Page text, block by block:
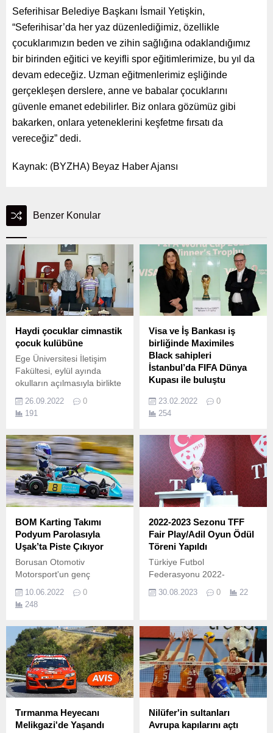
Seferihisar Belediye Başkanı İsmail Yetişkin,
“Seferihisar’da her yaz düzenlediğimiz, özellikle
çocuklarımızın beden ve zihin sağlığına odaklandığımız
bir birinden eğitici ve keyifli spor eğitimlerimize, bu yıl da
devam edeceğiz. Uzman eğitmenlerimiz eşliğinde
gerçekleşen derslere, anne ve babalar çocuklarını
güvenle emanet edebilirler. Biz onlara gözümüz gibi
bakarken, onlara yeteneklerini keşfetme fırsatı da
vereceğiz” dedi.
Kaynak: (BYZHA) Beyaz Haber Ajansı
Benzer Konular
Haydi çocuklar cimnastik
çocuk kulübüne
Ege Üniversitesi İletişim
Fakültesi, eylül ayında
okulların açılmasıyla birlikte
sorumluluk projesi
gerçekleştirdi.
26.09.2022
0
191
Visa ve İş Bankası iş
birliğinde Maximiles
Black sahipleri
İstanbul’da FIFA Dünya
Kupası ile buluştu
olan FIFA Dünya Kupası
Katar 2022™ öncesinde
Hizmetleri Ortağı Visa’nın
desteğiyle İstanbul’a
getirilen FIFA Dünya
Kupası’nın sergilendiği
etkinliğe İş Bankası’nın
yüksek mil kazandıran yeni
uçuş kartı Maximiles Black
ev sahipliği yaptı.
23.02.2022
0
254
BOM Karting Takımı
Podyum Parolasıyla
Uşak’ta Piste Çıkıyor
Borusan Otomotiv
Motorsport'un genç
geleceğine kazandırmak
amacıyla başlattığı karting
BOM Karting Takımı,
Türkiye Karting
Şampiyonası'nın 2.
10.06.2022
0
248
2022-2023 Sezonu TFF
Fair Play/Adil Oyun Ödül
Töreni Yapıldı
Türkiye Futbol
Federasyonu 2022-
Play/Adil Oyun Ödülleri
30.08.2023 0 22
Tırmanma Heyecanı
Melikgazi'de Yaşandı
Nilüfer'in sultanları
Avrupa kapılarını açtı